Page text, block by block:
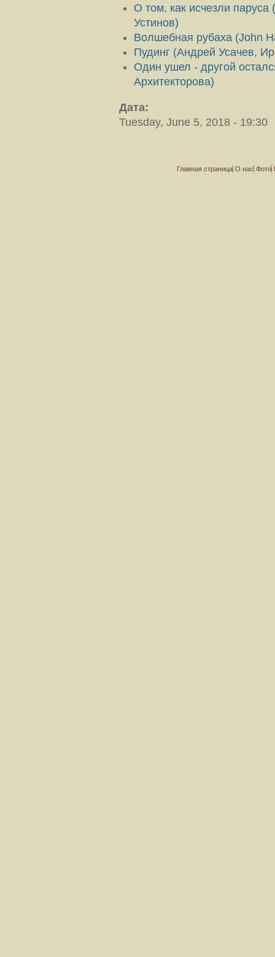
О том, как исчезли
Устинов)
Волшебная рубаха (John
Пудинг (Андрей Усачев,
Один ушел - другой
Архитекторова)
Дата:
Tuesday, June 5, 2018 - 19:30
Главная страница О нас Фото